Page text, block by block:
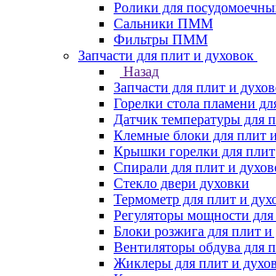
Ролики для
Сальники ПММ
Фильтры ПММ
Запчасти для плит и духовок
Назад
Запчасти для плит и
Горелки стола пламени
Датчик температуры для
Клемные блоки для плит
Крышки горелки для плит
Спирали для плит и
Стекло двери духовки
Термометр для плит и
Регуляторы мощности
Блоки розжига для плит и
Вентиляторы обдува для
Жиклеры для плит и